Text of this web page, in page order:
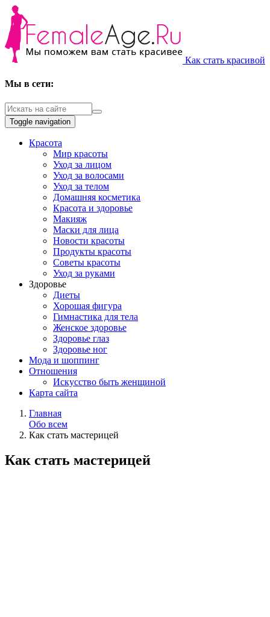
Как стать красивой
Мы в сети:
Toggle navigation
Красота
Мир красоты
Уход за лицом
Уход за волосами
Уход за телом
Домашняя косметика
Красота и здоровье
Макияж
Маски для лица
Новости красоты
Продукты красоты
Советы красоты
Уход за руками
Здоровье
Диеты
Хорошая фигура
Гимнастика для тела
Женское здоровье
Здоровье глаз
Здоровье ног
Мода и шоппинг
Отношения
Искусство быть женщиной
Карта сайта
Главная
Обо всем
Как стать мастерицей
Как стать мастерицей